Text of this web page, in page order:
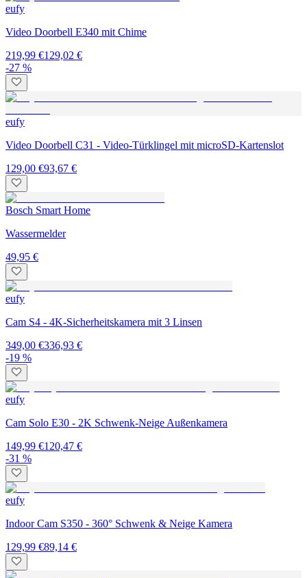
eufy
Video Doorbell E340 mit Chime
219,99 €129,02 €
-27 %
eufy
Video Doorbell C31 - Video-Türklingel mit microSD-Kartenslot
129,00 €93,67 €
Bosch Smart Home
Wassermelder
49,95 €
eufy
Cam S4 - 4K-Sicherheitskamera mit 3 Linsen
349,00 €336,93 €
-19 %
eufy
Cam Solo E30 - 2K Schwenk-Neige Außenkamera
149,99 €120,47 €
-31 %
eufy
Indoor Cam S350 - 360° Schwenk & Neige Kamera
129,99 €89,14 €